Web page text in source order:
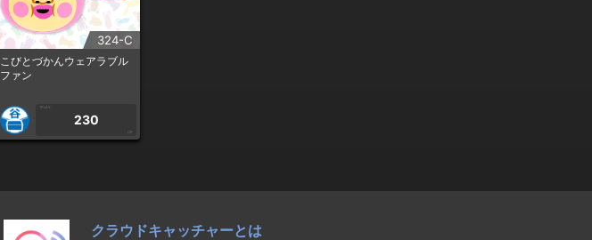
324-C
こびとづかんウェアラブル
ファン
1PLAY
230
CP
クラウドキャッチャーとは